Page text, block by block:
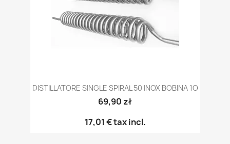
DISTILLATORE SINGLE SPIRAL 50 INOX BOBINA 1O
69,90 zł
17,01 €tax incl.